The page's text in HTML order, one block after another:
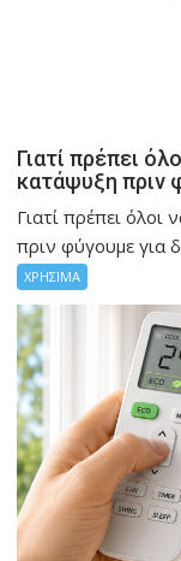
Γιατί πρέπει
κατάψυξη πριν
Γιατί πρέπει
πριν φύγουμε για
ΧΡΗΣΙΜΑ